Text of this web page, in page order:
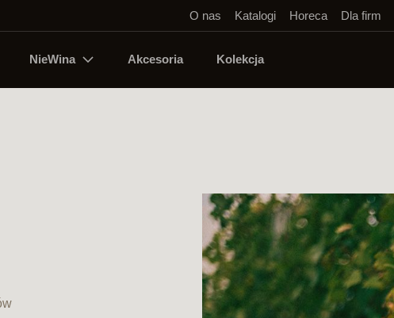
O nas Katalogi Horeca Dla firm
NieWina Akcesoria Kolekcja